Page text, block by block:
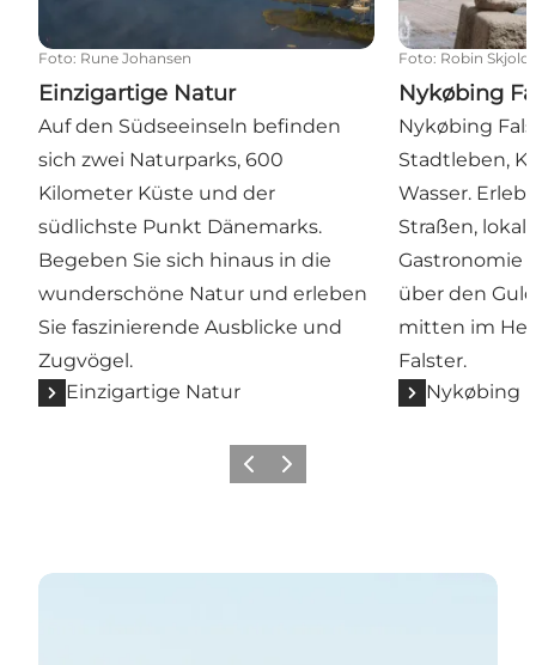
Foto: Rune Johansen
Einzigartige Natur
Auf den Südseeinseln befinden
sich zwei Naturparks, 600
Kilometer Küste und der
südlichste Punkt Dänemarks.
Begeben Sie sich hinaus in die
wunderschöne Natur und erleben
Sie faszinierende Ausblicke und
Zugvögel.
Einzigartige Natur
Foto: Robin
Nykøbing
Nykøbing
Stadtleben,
Wasser.
Straßen,
Gastronomie
über den
mitten im
Falster.
Nykøbing
ZurückWeiter
Veranstaltungskalender anzeigen